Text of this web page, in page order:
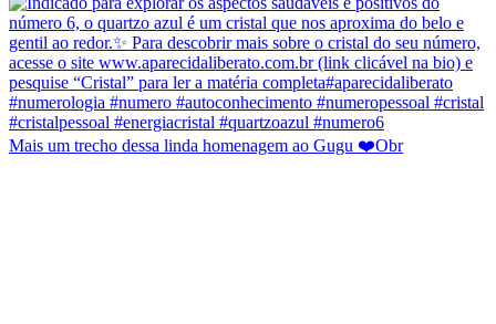
Mais um trecho dessa linda homenagem ao Gugu ❤️Obr